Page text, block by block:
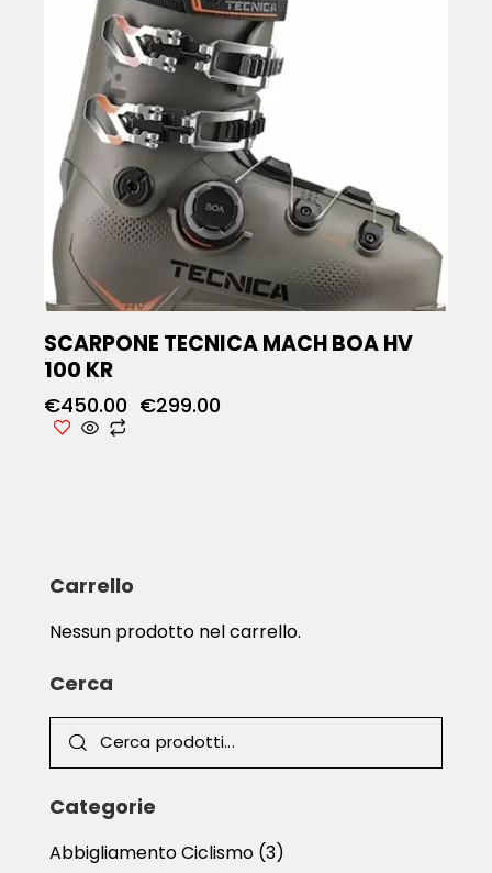
SCARPONE TECNICA MACH BOA HV
100 KR
€450.00 €299.00
Carrello
Nessun prodotto nel carrello.
Cerca
Categorie
Abbigliamento Ciclismo (3)